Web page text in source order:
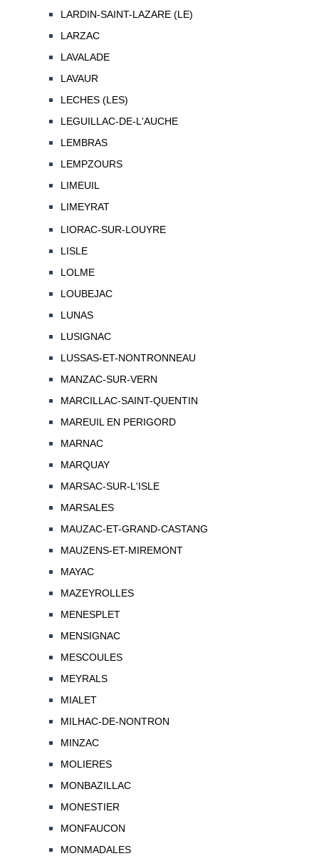
LARDIN-SAINT-LAZARE (LE)
LARZAC
LAVALADE
LAVAUR
LECHES (LES)
LEGUILLAC-DE-L'AUCHE
LEMBRAS
LEMPZOURS
LIMEUIL
LIMEYRAT
LIORAC-SUR-LOUYRE
LISLE
LOLME
LOUBEJAC
LUNAS
LUSIGNAC
LUSSAS-ET-NONTRONNEAU
MANZAC-SUR-VERN
MARCILLAC-SAINT-QUENTIN
MAREUIL EN PERIGORD
MARNAC
MARQUAY
MARSAC-SUR-L'ISLE
MARSALES
MAUZAC-ET-GRAND-CASTANG
MAUZENS-ET-MIREMONT
MAYAC
MAZEYROLLES
MENESPLET
MENSIGNAC
MESCOULES
MEYRALS
MIALET
MILHAC-DE-NONTRON
MINZAC
MOLIERES
MONBAZILLAC
MONESTIER
MONFAUCON
MONMADALES